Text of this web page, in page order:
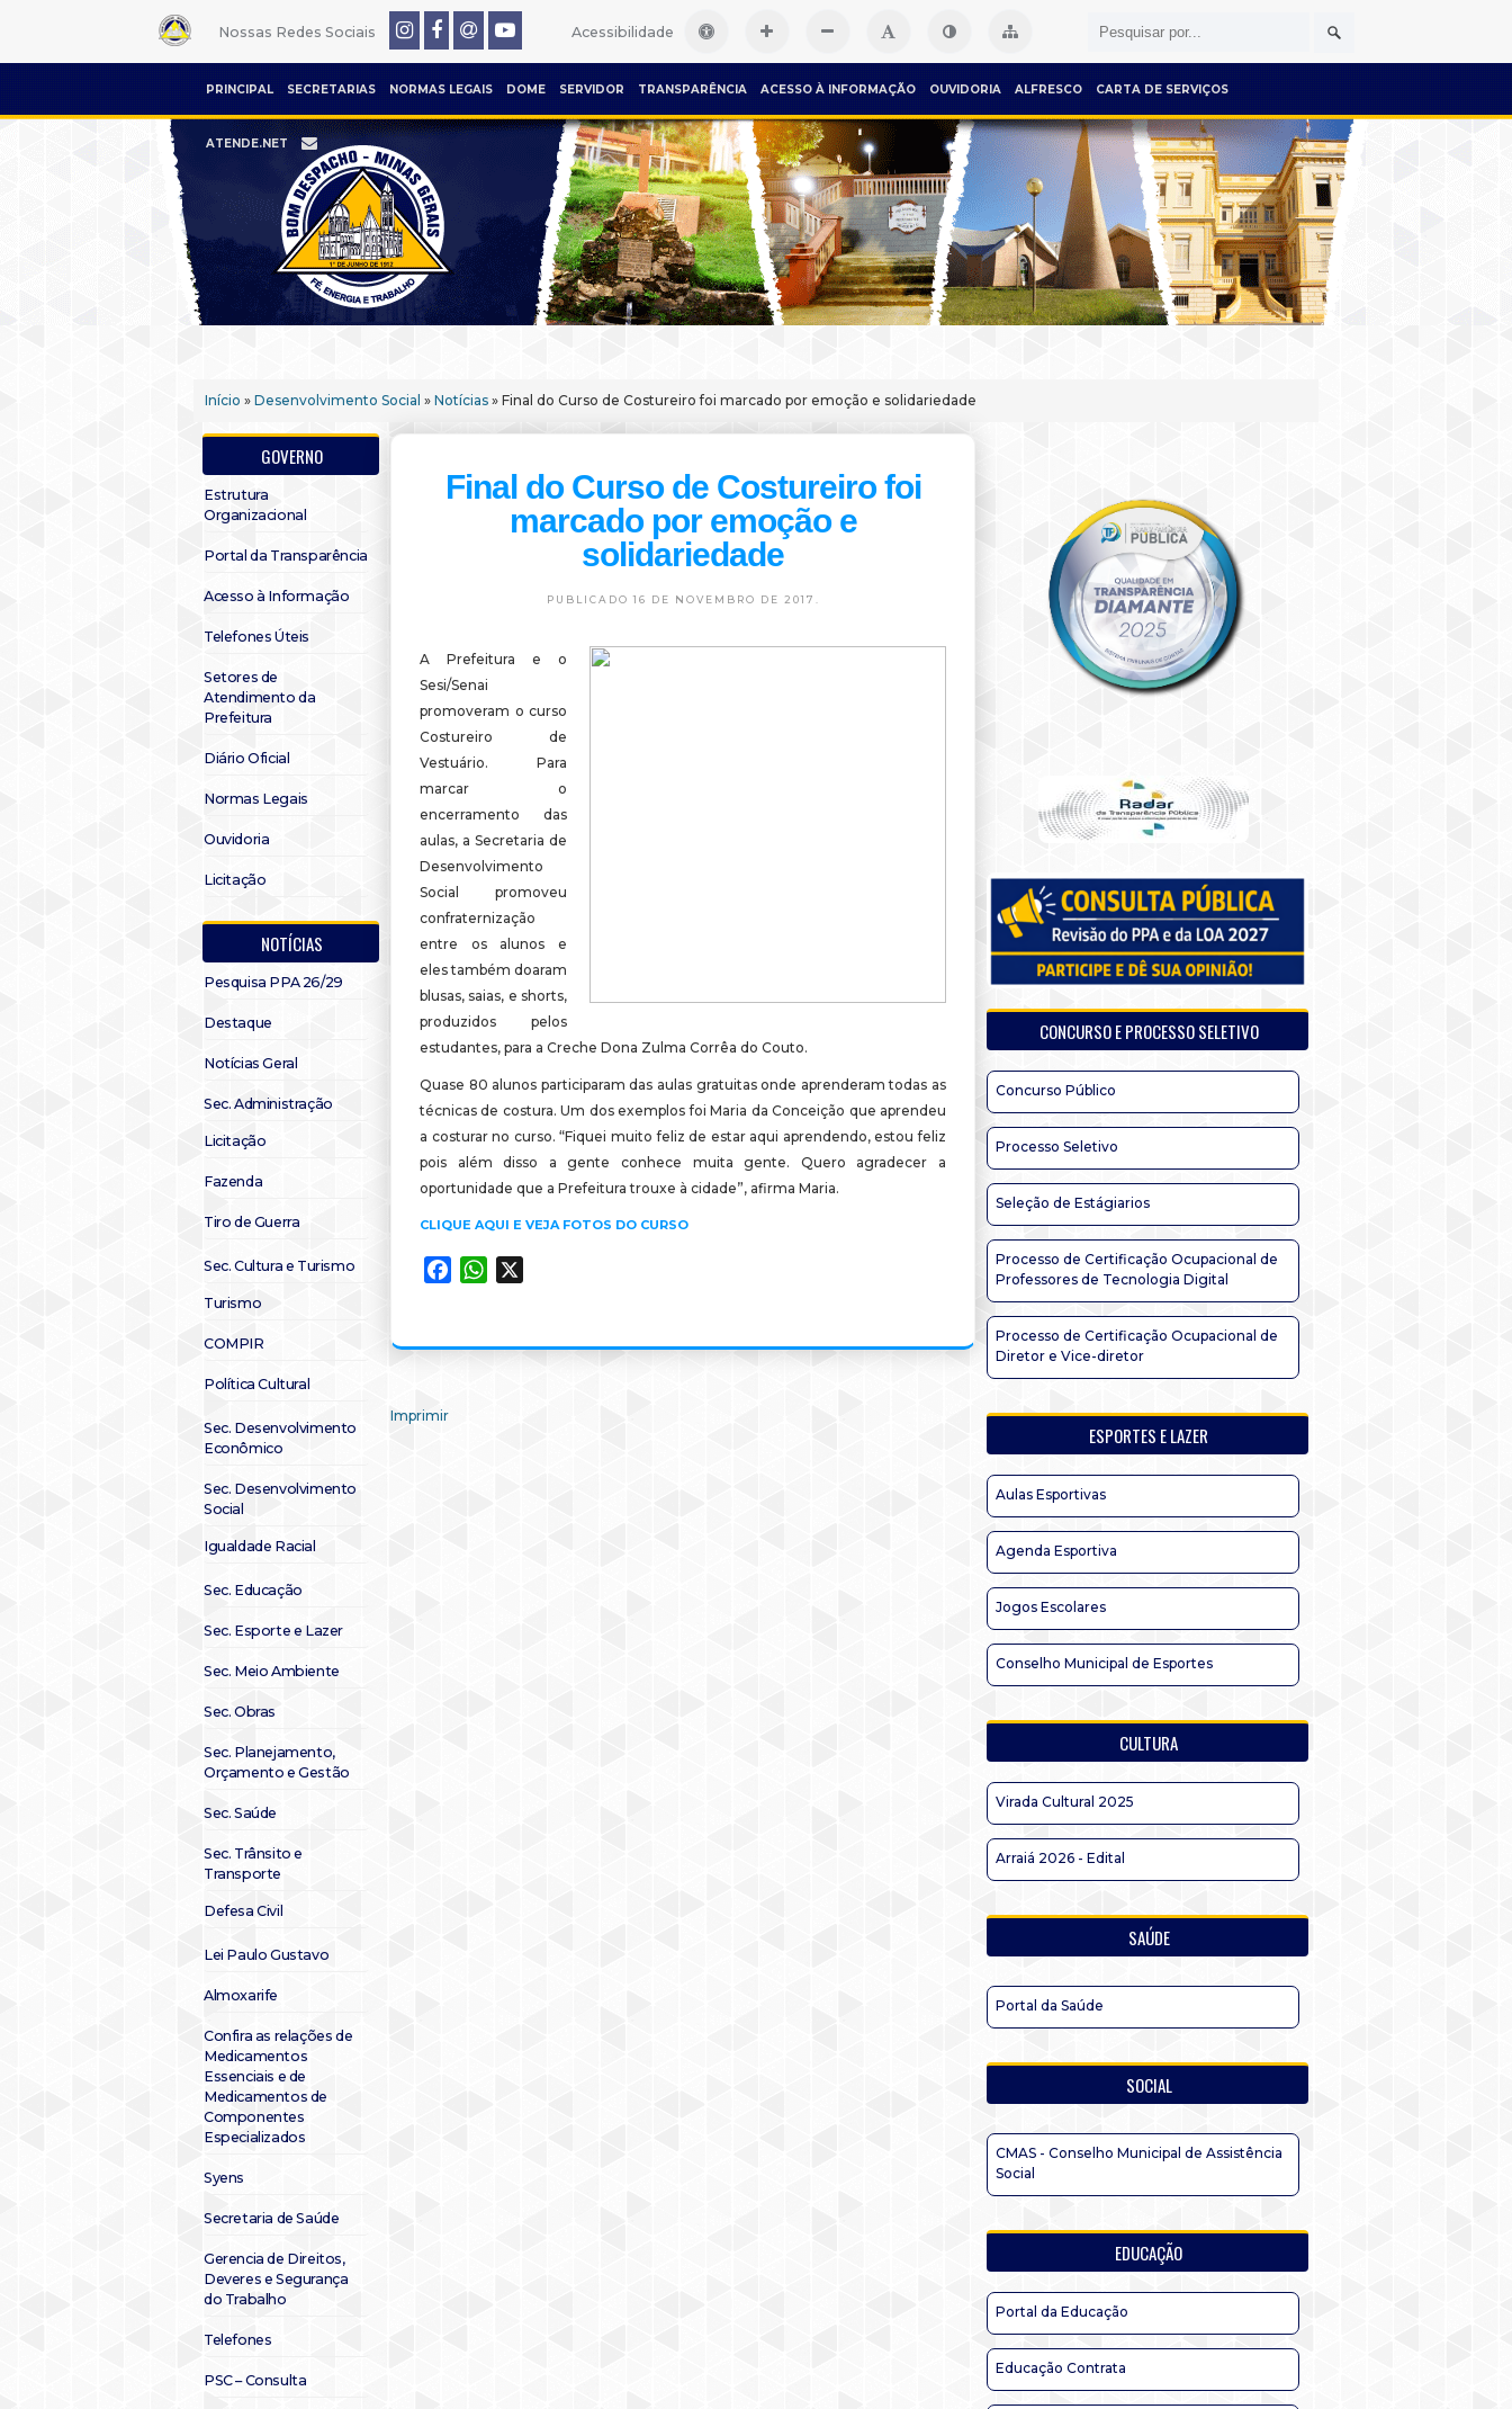
Nossas Redes Sociais Acessibilidade
PRINCIPAL SECRETARIAS NORMAS LEGAIS DOME SERVIDOR TRANSPARÊNCIA ACESSO À INFORMAÇÃO OUVIDORIA ALFRESCO CARTA DE SERVIÇOS
ATENDE.NET
Início » Desenvolvimento Social » Notícias » Final do Curso de Costureiro foi marcado por emoção e solidariedade
GOVERNO
Estrutura
Organizacional
Portal da Transparência
Acesso à Informação
Telefones Úteis
Setores de
Atendimento da
Prefeitura
Diário Oficial
Normas Legais
Ouvidoria
Licitação
NOTÍCIAS
Pesquisa PPA 26/29
Destaque
Notícias Geral
Sec. Administração
Licitação
Fazenda
Tiro de Guerra
Sec. Cultura e Turismo
Turismo
COMPIR
Política Cultural
Sec. Desenvolvimento
Econômico
Sec. Desenvolvimento
Social
Igualdade Racial
Sec. Educação
Sec. Esporte e Lazer
Sec. Meio Ambiente
Sec. Obras
Sec. Planejamento,
Orçamento e Gestão
Sec. Saúde
Sec. Trânsito e
Transporte
Defesa Civil
Lei Paulo Gustavo
Almoxarife
Confira as relações de
Medicamentos
Essenciais e de
Medicamentos de
Componentes
Especializados
Syens
Secretaria de Saúde
Gerencia de Direitos,
Deveres e Segurança
do Trabalho
Telefones
PSC – Consulta
Final do Curso de Costureiro foi
marcado por emoção e
solidariedade
PUBLICADO 16 DE NOVEMBRO DE 2017.
A Prefeitura e o
Sesi/Senai
promoveram o curso
Costureiro de
Vestuário. Para
marcar o
encerramento das
aulas, a Secretaria de
Desenvolvimento
Social promoveu
confraternização
entre os alunos e
eles também doaram
blusas, saias, e shorts,
produzidos pelos
estudantes, para a Creche Dona Zulma Corrêa do Couto.
Quase 80 alunos participaram das aulas gratuitas onde aprenderam todas as
técnicas de costura. Um dos exemplos foi Maria da Conceição que aprendeu
a costurar no curso. “Fiquei muito feliz de estar aqui aprendendo, estou feliz
pois além disso a gente conhece muita gente. Quero agradecer a
oportunidade que a Prefeitura trouxe à cidade”, afirma Maria.
CLIQUE AQUI E VEJA FOTOS DO CURSO
FacebookWhatsApp
Imprimir
CONCURSO E PROCESSO SELETIVO
Concurso Público
Processo Seletivo
Seleção de Estágiarios
Processo de Certificação Ocupacional de
Professores de Tecnologia Digital
Processo de Certificação Ocupacional de
Diretor e Vice-diretor
ESPORTES E LAZER
Aulas Esportivas
Agenda Esportiva
Jogos Escolares
Conselho Municipal de Esportes
CULTURA
Virada Cultural 2025
Arraiá 2026 - Edital
SAÚDE
Portal da Saúde
SOCIAL
CMAS - Conselho Municipal de Assistência
Social
EDUCAÇÃO
Portal da Educação
Educação Contrata